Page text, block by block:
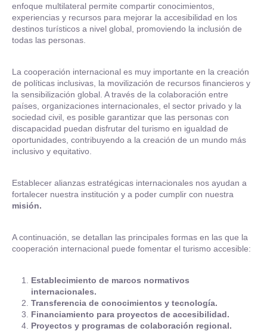
enfoque multilateral permite compartir conocimientos,
experiencias y recursos para mejorar la accesibilidad en los
destinos turísticos a nivel global, promoviendo la inclusión de
todas las personas.
La cooperación internacional es muy importante en la creación
de políticas inclusivas, la movilización de recursos financieros y
la sensibilización global. A través de la colaboración entre
países, organizaciones internacionales, el sector privado y la
sociedad civil, es posible garantizar que las personas con
discapacidad puedan disfrutar del turismo en igualdad de
oportunidades, contribuyendo a la creación de un mundo más
inclusivo y equitativo.
Establecer alianzas estratégicas internacionales nos ayudan a
fortalecer nuestra institución y a poder cumplir con nuestra
misión.
A continuación, se detallan las principales formas en las que la
cooperación internacional puede fomentar el turismo accesible:
Establecimiento de marcos normativos
internacionales.
Transferencia de conocimientos y tecnología.
Financiamiento para proyectos de accesibilidad.
Proyectos y programas de colaboración regional.